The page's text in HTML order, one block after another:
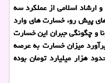
اسلامی از عملكرد سه
های پیش رو، خسارت های وارد
و چگونگی جبران این خسارت
میزان خسارت به عرصه
ماه، حدود هزار میلیارد تومان بوده